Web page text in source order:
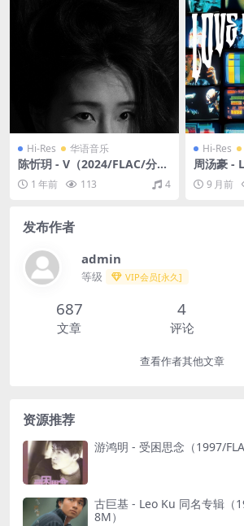
Hi-Res 华语音乐
陈忻玥 - V（2024/FLAC/分
轨/917M）(24bit/44.1kHz)
1 年前 113 4
Hi-Res
周汤豪 -
455M）
9 月前
发布作者
admin
等级 VIP会员[永久]
687
文章
4
评论
查看作者其他文章
资源推荐
游鸿明 - 受困思念（1997/
古巨基 - Leo Ku 同名专辑（
8M）